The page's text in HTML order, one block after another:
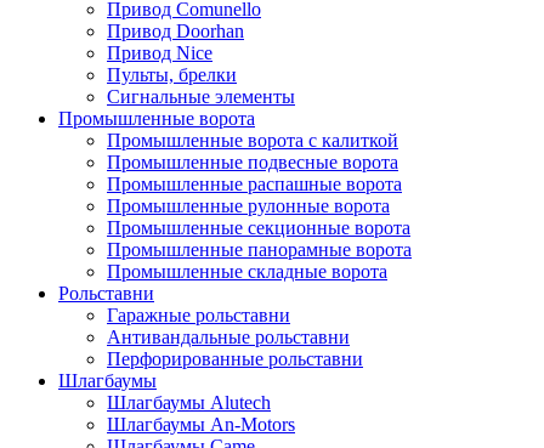
Привод Comunello
Привод Doorhan
Привод Nice
Пульты, брелки
Сигнальные элементы
Промышленные ворота
Промышленные ворота с калиткой
Промышленные подвесные ворота
Промышленные распашные ворота
Промышленные рулонные ворота
Промышленные секционные ворота
Промышленные панорамные ворота
Промышленные складные ворота
Рольставни
Гаражные рольставни
Антивандальные рольставни
Перфорированные рольставни
Шлагбаумы
Шлагбаумы Alutech
Шлагбаумы An-Motors